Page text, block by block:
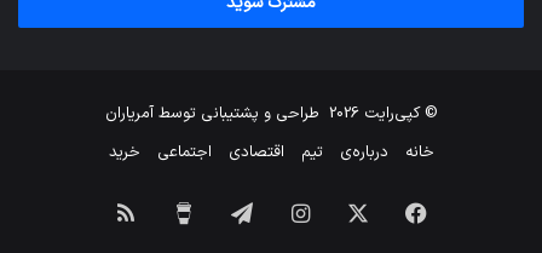
وارد
© کپی‌رایت 2026 طراحی و پشتیبانی توسطآمریاران
خانه
درباره‌ی تیم اقتصادی اجتماعی خرید
فیس اینستاگرامتلگرام خوراک